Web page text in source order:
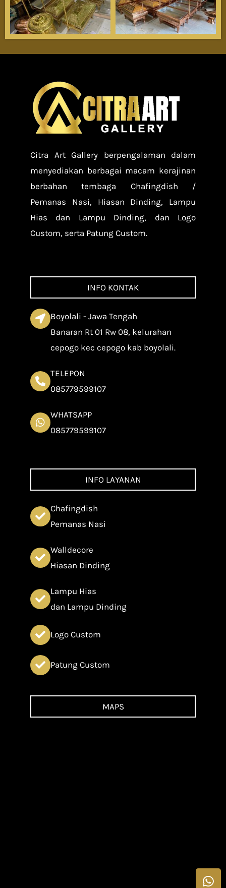
Citra Art Gallery berpengalaman dalam
menyediakan berbagai macam kerajinan
berbahan tembaga Chafingdish /
Pemanas Nasi, Hiasan Dinding, Lampu
Hias dan Lampu Dinding, dan Logo
Custom, serta Patung Custom.
INFO KONTAK
Boyolali - Jawa Tengah
Banaran Rt 01 Rw 08, kelurahan
cepogo kec cepogo kab boyolali.
TELEPON
085779599107
WHATSAPP
085779599107
INFO LAYANAN
Chafingdish
Pemanas Nasi
Walldecore
Hiasan Dinding
Lampu Hias
dan Lampu Dinding
Logo Custom
Patung Custom
MAPS